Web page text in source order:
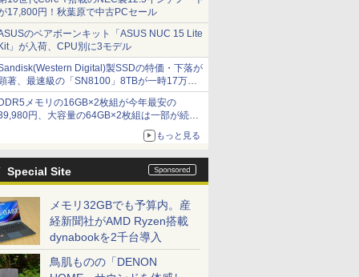
円、暑さ指数連動セール ほか
17,800円！秋葉原で中古PCセール
のベアボーンキット「ASUS NUC 15 Lite
」が入荷、CPU別に3モデル
Digital)製SSDの特価・下落が
著、最速級の「SN8100」8TBが一時17万円
れ [8月前半のSSD価格]
メモリの16GB×2枚組が今年最安の
円、大容量の64GB×2枚組は一部が続騰
もっと見る
Special Site
メモリ32GBでも予算内。産
経新聞社がAMD Ryzen搭載
dynabookを2千台導入
鳥肌ものの「DENON